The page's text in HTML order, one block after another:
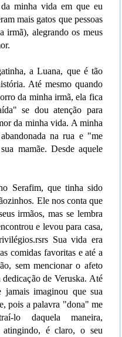
minha vida em que eu
mais gatos que pessoas
irmã), alegrando os meus
a Luana, que é tão
Até mesmo quando
da minha irmã, ela fica
se dou atenção para
da minha vida. A minha
na rua e "me
mamãe. Desde aquele
Serafim, que tinha sido
Ele nos conta que
irmãos, mas se lembra
e levou para casa,
Sua vida era
comidas favoritas e até a
sem mencionar o afeto
de Veruska. Até
jamais imaginou que sua
pois a palavra "dona" me
lo daquela maneira,
atingindo, é claro, o seu